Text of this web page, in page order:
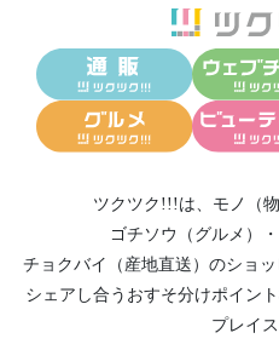
ツクツク!!!は、 モノ（物
ゴチソウ（グルメ）
・
チョクバイ（産地直送） のショッ
シェアし合う おすそ分けポイン
プレイス